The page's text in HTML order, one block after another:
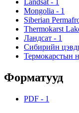
Landsat - 1
Mongolia - 1
Siberian
Thermokarst
Ландсат - 1
Сибирийн
Термокарстын
Форматууд
PDF - 1